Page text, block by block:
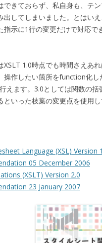
できておらず、私自身も、テ
出してしまいました。とはい
指示に1行の変更だけで対応
XSLT 1.0時点でも時間さえあ
操作したい箇所をfunction化
えます。3.0としては関数の
といった枝葉の変更点を使用し
Language (XSL) Version
05 December 2006
(XSLT) Version 2.0
23 January 2007